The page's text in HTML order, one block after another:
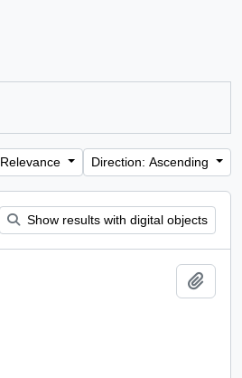
Direction: Ascending
Show results with digital objects